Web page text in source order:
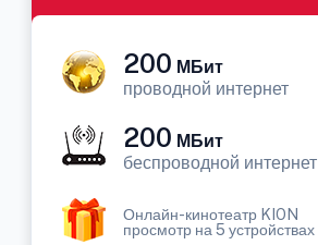
200 МБит
проводной интернет
200 МБит
беспроводной интернет
Онлайн-кинотеатр KION
просмотр на 5 устройствах